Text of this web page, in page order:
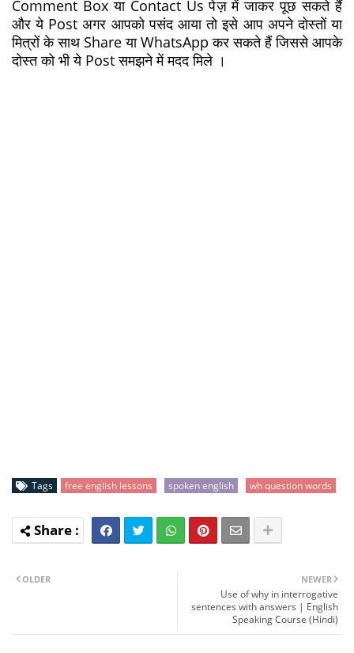
Comment Box या Contact Us पेज़ में जाकर पूछ सकते हैं
और ये Post अगर आपको पसंद आया तो इसे आप अपने दोस्तों या
मित्रों के साथ Share या WhatsApp कर सकते हैं जिससे आपके
दोस्त को भी ये Post समझने में मदद मिले ।
Tags free english lessons spoken english wh question words
NEWER
Use of why in interrogative
sentences with answers | English
Speaking Course (Hindi)
OLDER